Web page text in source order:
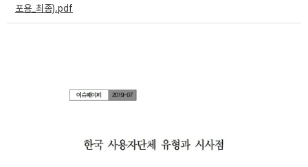
포용_최종).pdf
부설기관